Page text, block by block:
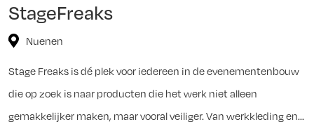
StageFreaks
Nuenen
Stage Freaks is dé plek voor iedereen in de evenementenbouw
die op zoek is naar producten die het werk niet alleen
gemakkelijker maken, maar vooral veiliger. Van werkkleding en...